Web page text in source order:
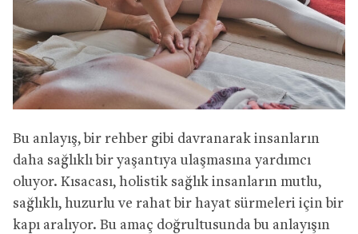
Bu anlayış, bir rehber gibi davranarak insanların
daha sağlıklı bir yaşantıya ulaşmasına yardımcı
oluyor. Kısacası, holistik sağlık insanların mutlu,
sağlıklı, huzurlu ve rahat bir hayat sürmeleri için bir
kapı aralıyor. Bu amaç doğrultusunda bu anlayışın